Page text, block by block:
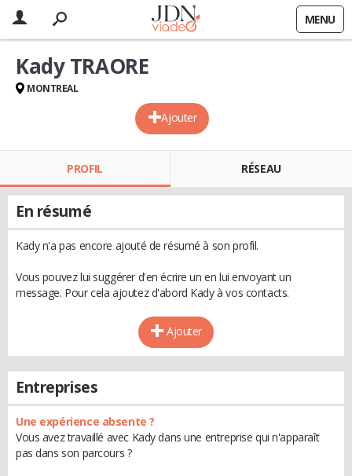
MENU
Ajouter
Kady TRAORE
MONTREAL
PROFIL RÉSEAU
En résumé
Kady n'a pas encore ajouté de résumé à son profil.
Vous pouvez lui suggérer d'en écrire un en lui envoyant un
message. Pour cela ajoutez d'abord Kady à vos contacts.
Ajouter
Entreprises
Une expérience absente ?
Vous avez travaillé avec Kady dans une entreprise qui n'apparaît
pas dans son parcours ?